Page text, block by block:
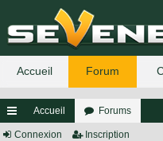
ac
Accueil Forums
Connexion Inscription